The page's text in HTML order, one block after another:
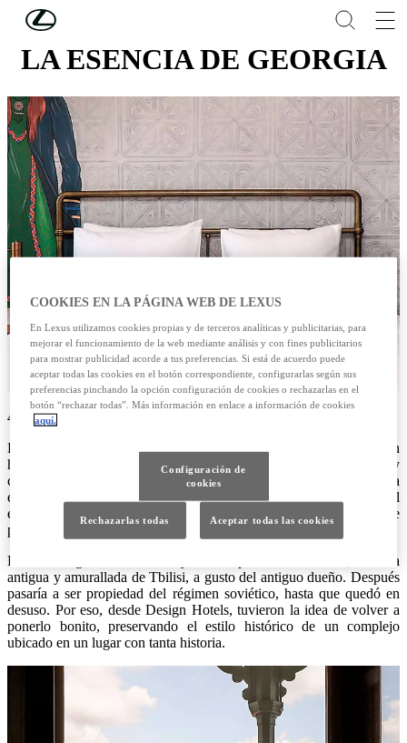
Skip to Main Content
LA ESENCIA DE GEORGIA
4/11/2022
Las 17 habitaciones de The House Hotel Old Tbilisi rezuman
historia y diseño clásico georgiano, pero también arte local y
contemporáneo, tradición y sobre todo respeto, por volver a darle a
este edificio histórico la vida que se merece. Porque el
emplazamiento es único, y Design Hotels decidió respaldar este
proyecto.
La casa originaria se construyó en la parte alte de Kala, la zona
antigua y amurallada de Tbilisi, a gusto del antiguo dueño. Después
pasaría a ser propiedad del régimen soviético, hasta que quedó en
desuso. Por eso, desde Design Hotels, tuvieron la idea de volver a
ponerlo bonito, preservando el estilo histórico de un complejo
ubicado en un lugar con tanta historia.
COOKIES EN LA PÁGINA WEB DE LEXUS
En Lexus utilizamos cookies propias y de terceros analíticas y publicitarias, para
mejorar el funcionamiento de la web mediante análisis y con fines publicitarios
para mostrar publicidad acorde a tus preferencias. Si está de acuerdo puede
aceptar todas las cookies en el botón correspondiente, configurarlas según sus
preferencias pinchando la opción configuración de cookies o rechazarlas en el
botón “rechazar todas”. Más información en enlace a información de cookies
aquí.
Configuración de
cookies
Rechazarlas todas Aceptar todas las cookies